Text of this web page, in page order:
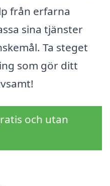
från erfarna
sina tjänster
Ta steget
som gör ditt
och utan